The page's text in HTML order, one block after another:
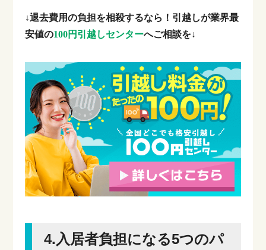
↓退去費用の負担を相殺するなら！引越しが業界最
安値の100円引越しセンターへご相談を↓
4.入居者負担になる5つのパ